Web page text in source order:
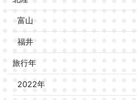
富山
福井
旅行年
2022年